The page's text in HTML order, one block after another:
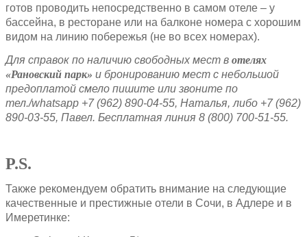
готов проводить непосредственно в самом отеле – у
бассейна, в ресторане или на балконе номера с хорошим
видом на линию побережья (не во всех номерах).
Для справок по наличию свободных мест в отелях
«Рановский парк» и бронированию мест с небольшой
предоплатой смело пишите или звоните по
тел./whatsapp +7 (962) 890-04-55, Наталья, либо +7 (962)
890-03-55, Павел. Бесплатная линия 8 (800) 700-51-55.
P.S.
Также рекомендуем обратить внимание на следующие
качественные и престижные отели в Сочи, в Адлере и в
Имеретинке: